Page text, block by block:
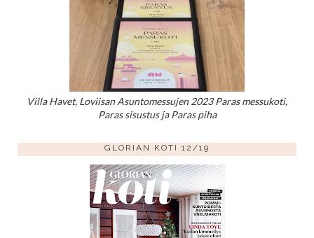
Villa Havet, Loviisan Asuntomessujen 2023 Paras messukoti,
Paras sisustus ja Paras piha
GLORIAN KOTI 12/19